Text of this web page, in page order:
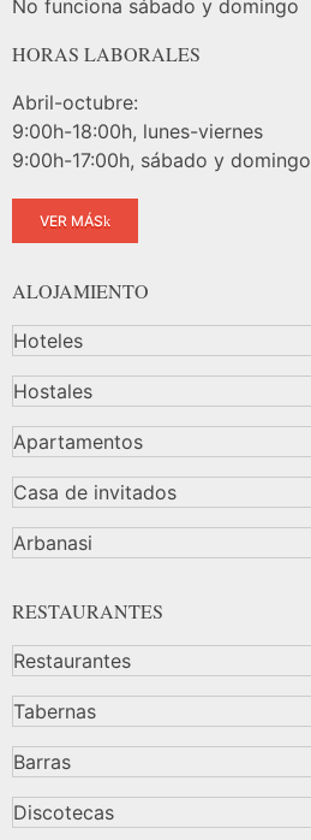
No funciona sábado y domingo
HORAS LABORALES
Abril-octubre:
9:00h-18:00h, lunes-viernes
9:00h-17:00h, sábado y domingo
VER MÁS
ALOJAMIENTO
Hoteles
Hostales
Apartamentos
Casa de invitados
Arbanasi
RESTAURANTES
Restaurantes
Tabernas
Barras
Discotecas